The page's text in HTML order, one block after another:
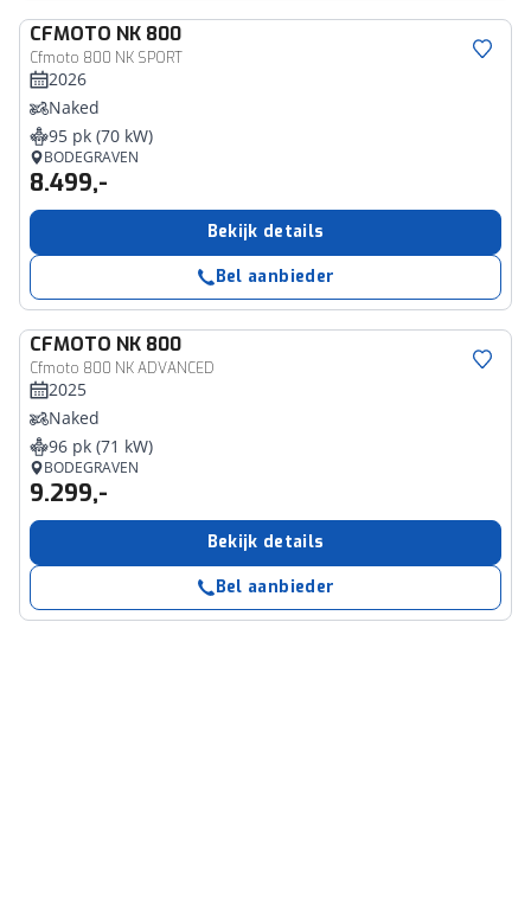
CFMOTO NK 800
Cfmoto 800 NK SPORT
2026
Naked
95 pk (70 kW)
BODEGRAVEN
8.499,-
Bekijk details
Bel aanbieder
CFMOTO NK 800
Cfmoto 800 NK ADVANCED
2025
Naked
96 pk (71 kW)
BODEGRAVEN
9.299,-
Bekijk details
Bel aanbieder